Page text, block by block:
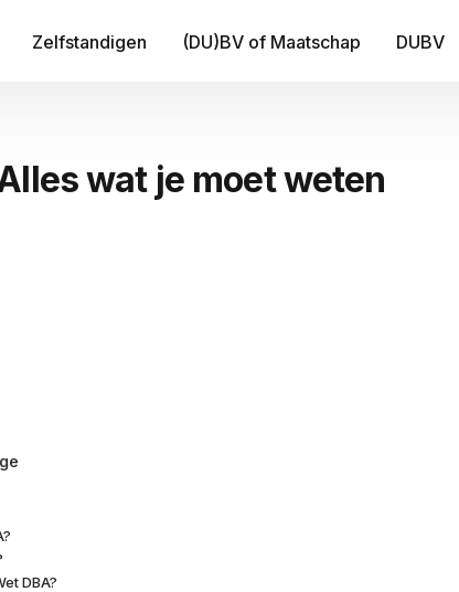
Zelfstandigen (DU)BV of Maatschap DUBV
wat je moet weten
DBA?